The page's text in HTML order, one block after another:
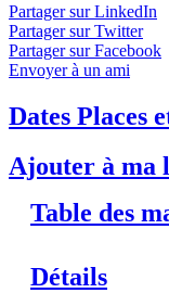
Partager sur LinkedIn
Partager sur Twitter
Partager sur Facebook
Envoyer à un ami
Dates Places
Ajouter à ma
Table des
Détails